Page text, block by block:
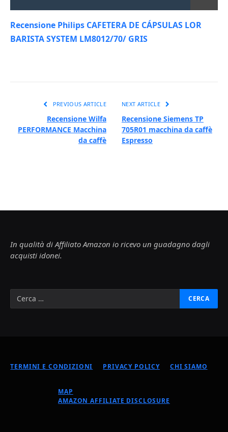
Recensione Philips CAFETERA DE CÁPSULAS LOR
BARISTA SYSTEM LM8012/70/ GRIS
PREVIOUS ARTICLE
Recensione Wilfa
PERFORMANCE Macchina
da caffè
NEXT ARTICLE
Recensione Siemens TP
705R01 macchina da caffè
Espresso
In qualità di Affiliato Amazon io ricevo un guadagno dagli
acquisti idonei.
TERMINI E CONDIZIONI PRIVACY POLICY CHI SIAMO
MAP
AMAZON AFFILIATE DISCLOSURE